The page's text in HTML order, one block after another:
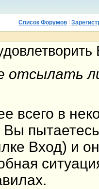
Список Форумов|
всего в
Вы
Вход) и